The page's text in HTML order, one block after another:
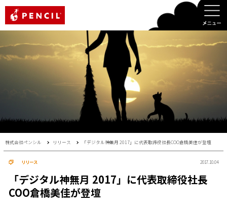
株式会社ペンシル リリース 「デジタル神無月 2017」に代表取締役社長COO倉橋美佳が登壇
リリース 2017.10.04
「デジタル神無月 2017」に代表取締役社長
COO倉橋美佳が登壇